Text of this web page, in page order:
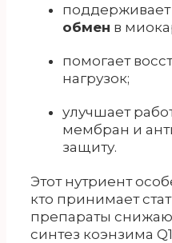
поддерживает
обмен в
помогает
нагрузок;
улучшает
мембран и
защиту.
Этот нутриент
кто принимает
препараты
синтез коэнзима